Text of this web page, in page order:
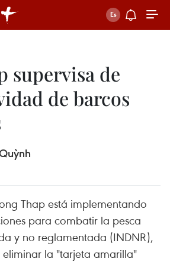
supervisa de
de barcos
Thap está implementando
para combatir la pesca
y no reglamentada (INDNR),
la "tarjeta amarilla"